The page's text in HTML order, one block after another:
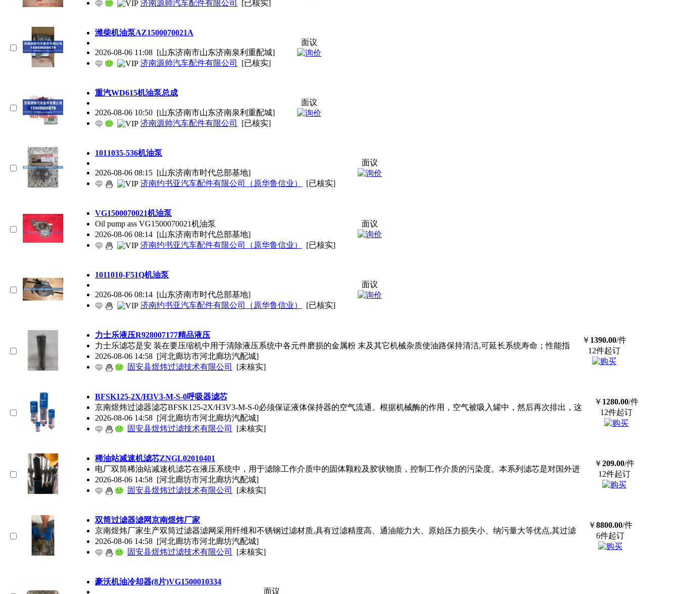
济南源帅汽车配件有限公司
[已核实]
潍柴机油泵AZ1500070021A
2026-08-06 11:08 [山东济南市山东济南泉利重配城]
济南源帅汽车配件有限公司
[已核实]
面议
重汽WD615机油泵总成
2026-08-06 10:50 [山东济南市山东济南泉利重配城]
济南源帅汽车配件有限公司
[已核实]
面议
1011035-536机油泵
2026-08-06 08:15 [山东济南市时代总部基地]
济南约书亚汽车配件有限公司（原华鲁信业）
[已核实]
面议
VG1500070021机油泵
Oil pump ass VG1500070021机油泵
2026-08-06 08:14 [山东济南市时代总部基地]
济南约书亚汽车配件有限公司（原华鲁信业）
[已核实]
面议
1011010-F51Q机油泵
2026-08-06 08:14 [山东济南市时代总部基地]
济南约书亚汽车配件有限公司（原华鲁信业）
[已核实]
面议
力士乐液压R928007177精品液压
力士乐滤芯是安 装在要压缩机中用于清除液压系统中各元件磨损的金属粉 末及其它机械杂质使油路保持清洁,可延长系统寿命；性能指
2026-08-06 14:58 [河北廊坊市河北廊坊汽配城]
固安县煜炜过滤技术有限公司
[未核实]
￥ 1390.00/件
12件起订
BFSK125-2X/H3V3-M-S-0呼吸器滤芯
京南煜炜过滤器滤芯BFSK125-2X/H3V3-M-S-0必须保证液体保持器的空气流通。根据机械酶的作用，空气被吸入罐中，然后再次排出，这
2026-08-06 14:58 [河北廊坊市河北廊坊汽配城]
固安县煜炜过滤技术有限公司
[未核实]
￥ 1280.00/件
12件起订
稀油站减速机滤芯ZNGL02010401
电厂双筒稀油站减速机滤芯在液压系统中，用于滤除工作介质中的固体颗粒及胶状物质，控制工作介质的污染度。本系列滤芯是对国外进
2026-08-06 14:58 [河北廊坊市河北廊坊汽配城]
固安县煜炜过滤技术有限公司
[未核实]
￥209.00/件
12件起订
双筒过滤器滤网京南煜炜厂家
京南煜炜厂家生产双筒过滤器滤网采用纤维和不锈钢过滤材质,具有过滤精度高、通油能力大、原始压力损失小、纳污量大等优点,其过滤
2026-08-06 14:58 [河北廊坊市河北廊坊汽配城]
固安县煜炜过滤技术有限公司
[未核实]
￥8800.00/件
6件起订
豪沃机油冷却器(8片)VG1500010334
面议